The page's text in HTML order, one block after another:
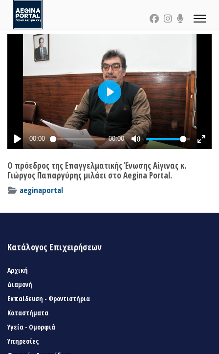
Ο πρόεδρος της Επαγγελματικής Ένωσης Αίγινας κ.
Γιώργος Παπαργύρης μιλάει στο Aegina Portal.
aeginaportal
Κατάλογος Επιχειρήσεων
Αρχική
Διαμονή
Εκπαίδευση - Φροντιστήρια
Καταστήματα
Υγεία - Ομορφιά
Υπηρεσίες